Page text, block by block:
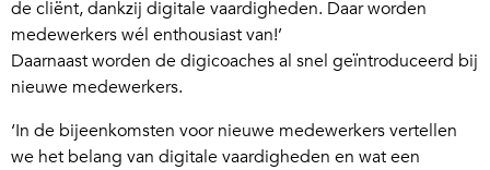
de cliënt, dankzij digitale vaardigheden. Daar worden
medewerkers wél enthousiast van!’
Daarnaast worden de digicoaches al snel geïntroduceerd bij
nieuwe medewerkers.
‘In de bijeenkomsten voor nieuwe medewerkers vertellen
we het belang van digitale vaardigheden en wat een